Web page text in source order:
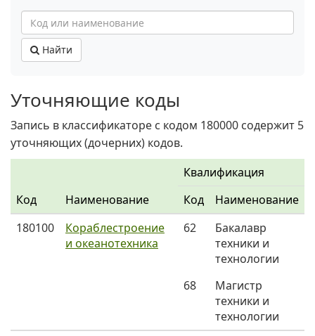
Найти
Уточняющие коды
Запись в классификаторе с кодом 180000 содержит 5
уточняющих (дочерних) кодов.
Код Наименование
Квалификация
Код
Наименование
180100
Кораблестроение
и океанотехника
62
Бакалавр
техники и
технологии
68
Магистр
техники и
технологии